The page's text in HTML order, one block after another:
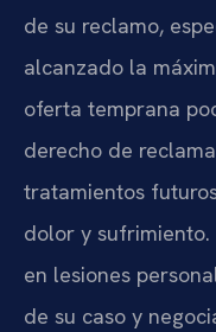
de su reclamo,
alcanzado la
oferta temprana
derecho de
tratamientos
dolor y sufrimiento.
en lesiones
de su caso y